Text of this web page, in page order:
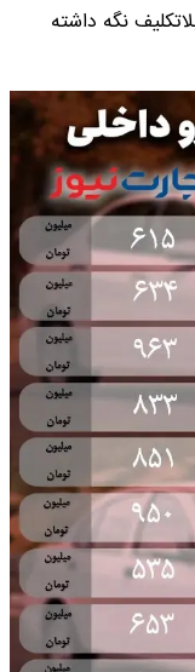
نگه داشته